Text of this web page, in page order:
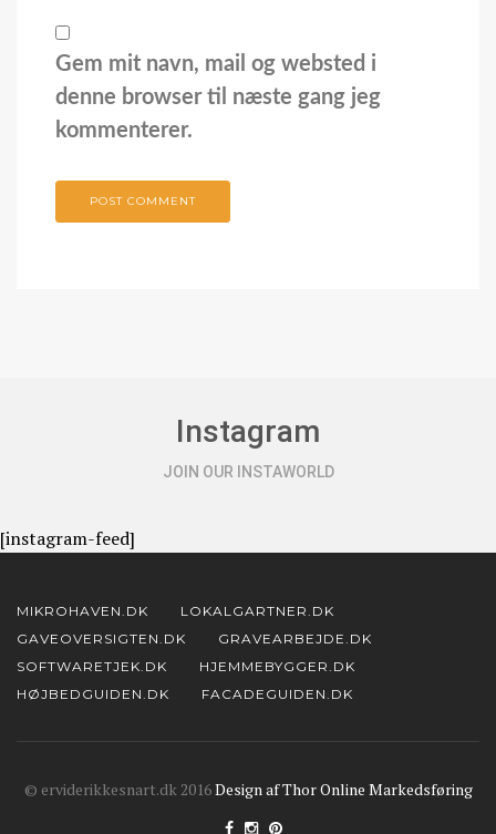
Gem mit navn, mail og websted i
denne browser til næste gang jeg
kommenterer.
Instagram
JOIN OUR INSTAWORLD
[instagram-feed]
MIKROHAVEN.DK
LOKALGARTNER.DK
GAVEOVERSIGTEN.DK
GRAVEARBEJDE.DK
SOFTWARETJEK.DK
HJEMMEBYGGER.DK
HØJBEDGUIDEN.DK
FACADEGUIDEN.DK
© erviderikkesnart.dk 2016Design af Thor Online Markedsføring